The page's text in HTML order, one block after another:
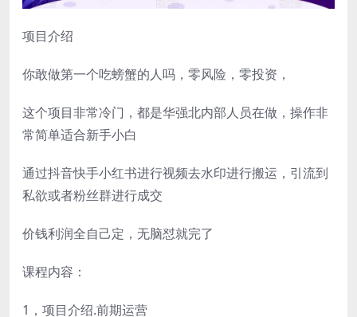
项目介绍
你敢做第一个吃螃蟹的人吗，零风险，零投资，
这个项目非常冷门，都是华强北内部人员在做，操作非
常简单适合新手小白
通过抖音快手小红书进行视频去水印进行搬运，引流到
私欲或者粉丝群进行成交
价钱利润全自己定，无脑怼就完了
课程内容：
1，项目介绍.前期运营